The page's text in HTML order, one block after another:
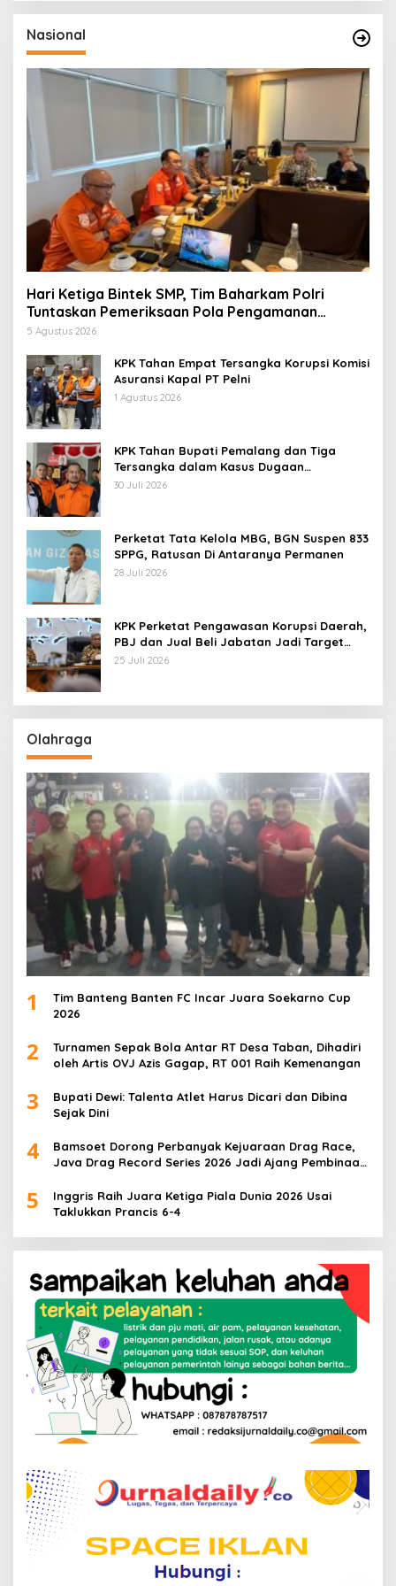
Nasional
Hari Ketiga Bintek SMP, Tim Baharkam Polri
Tuntaskan Pemeriksaan Pola Pengamanan
Pertamina Patra Niaga Jabar
5 Agustus 2026
KPK Tahan Empat Tersangka Korupsi Komisi
Asuransi Kapal PT Pelni
1 Agustus 2026
KPK Tahan Bupati Pemalang dan Tiga
Tersangka dalam Kasus Dugaan
Pemerasan
30 Juli 2026
Perketat Tata Kelola MBG, BGN Suspen 833
SPPG, Ratusan Di Antaranya Permanen
28 Juli 2026
KPK Perketat Pengawasan Korupsi Daerah,
PBJ dan Jual Beli Jabatan Jadi Target
Utama
25 Juli 2026
Olahraga
1
Tim Banteng Banten FC Incar Juara Soekarno Cup
2026
2
Turnamen Sepak Bola Antar RT Desa Taban, Dihadiri
oleh Artis OVJ Azis Gagap, RT 001 Raih Kemenangan
3
Bupati Dewi: Talenta Atlet Harus Dicari dan Dibina
Sejak Dini
4
Bamsoet Dorong Perbanyak Kejuaraan Drag Race,
Java Drag Record Series 2026 Jadi Ajang Pembinaan
5
Inggris Raih Juara Ketiga Piala Dunia 2026 Usai
Taklukkan Prancis 6-4